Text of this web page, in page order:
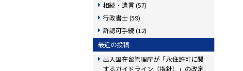
相続・遺言 (57)
行政書士 (59)
許認可手続 (12)
最近の投稿
出入国在留管理庁が「永住許可に関
するガイドライン（指針）」の改定